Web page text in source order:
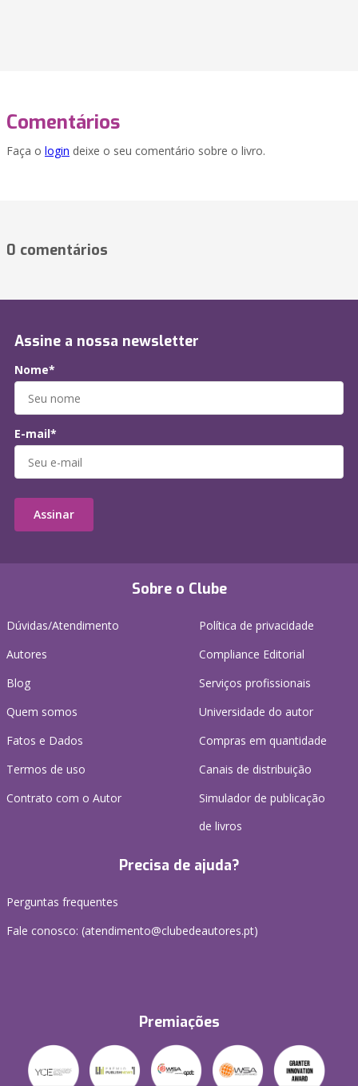
Comentários
Faça o login deixe o seu comentário sobre o livro.
0 comentários
Sobre o Clube
Dúvidas/Atendimento
Autores
Blog
Quem somos
Fatos e Dados
Termos de uso
Contrato com o Autor
Política de privacidade
Compliance Editorial
Serviços profissionais
Universidade do autor
Compras em quantidade
Canais de distribuição
Simulador de publicação
de livros
Precisa de ajuda?
Perguntas frequentes
Fale conosco: (atendimento@clubedeautores.pt)
Premiações
Assine a nossa newsletter
Nome*
E-mail*
Assinar